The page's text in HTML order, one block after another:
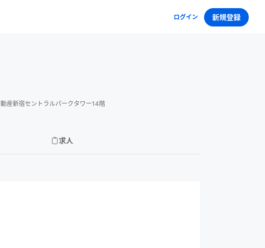
ログイン 新規登録
産新宿セントラルパークタワー14階
求人